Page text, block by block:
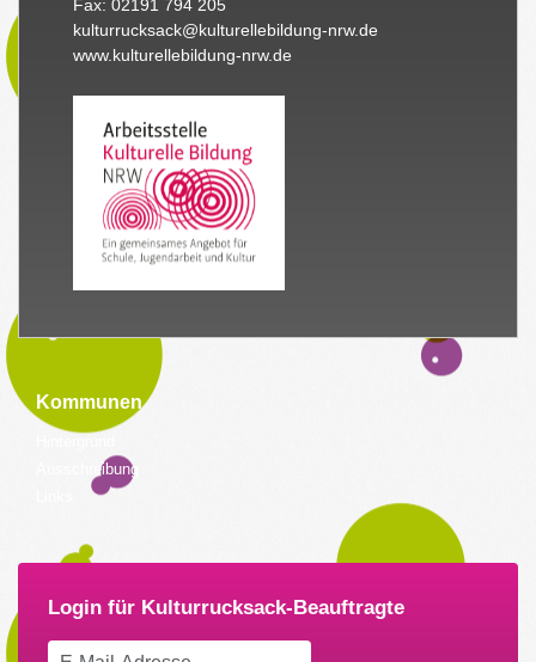
Fax: 02191 794 205
kulturrucksack@kulturellebildung-nrw.de
www.kulturellebildung-nrw.de
Kommunen
Ausschreibung